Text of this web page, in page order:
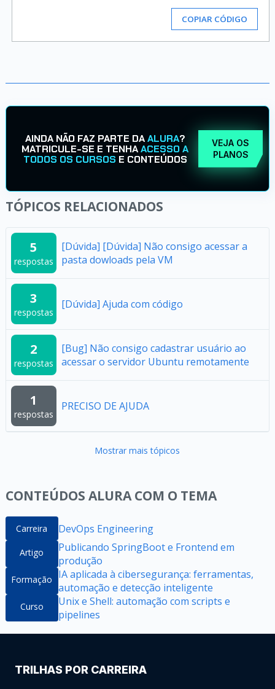
COPIAR CÓDIGO
AINDA NÃO FAZ PARTE DAALURA?
MATRICULE-SE E TENHAACESSO A
TODOS OS CURSOS E CONTEÚDOS
VEJA OS
PLANOS
TÓPICOS RELACIONADOS
5
respostas
[Dúvida] [Dúvida] Não consigo acessar a
pasta dowloads pela VM
3
respostas
[Dúvida] Ajuda com código
2
respostas
[Bug] Não consigo cadastrar usuário ao
acessar o servidor Ubuntu remotamente
1
respostas
PRECISO DE AJUDA
Mostrar mais tópicos
CONTEÚDOS ALURA COM O TEMA
Carreira DevOps Engineering
Artigo
Publicando SpringBoot e Frontend em
produção
Formação
IA aplicada à cibersegurança: ferramentas,
automação e detecção inteligente
Curso
Unix e Shell: automação com scripts e
pipelines
TRILHAS POR CARREIRA